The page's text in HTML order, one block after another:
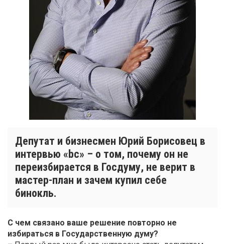
Депутат и бизнесмен Юрий Борисовец в
интервью «bc» – о том, почему он не
переизбирается в Госдуму, не верит в
мастер-план и зачем купил себе
бинокль.
С чем связано ваше решение повторно не
избираться в Государственную думу?